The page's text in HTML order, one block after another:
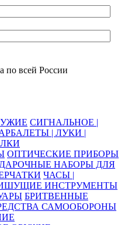
по всей России
СИГНАЛЬНОЕ |
| ЛУКИ |
ОПТИЧЕСКИЕ ПРИБОРЫ
НАБОРЫ ДЛЯ
ЧАСЫ |
ИНСТРУМЕНТЫ
БРИТВЕННЫЕ
САМООБОРОНЫ